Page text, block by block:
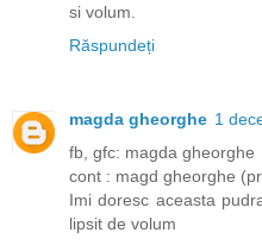
si volum.
Răspundeți
magda gheorghe 1
fb, gfc: magda gheorghe
cont : magd gheorghe
Imi doresc aceasta
lipsit de volum